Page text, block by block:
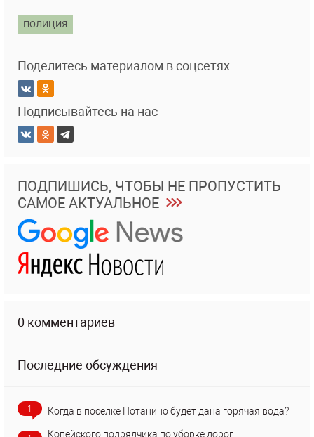
ПОЛИЦИЯ
Поделитесь материалом в соцсетях
Подписывайтесь на нас
ПОДПИШИСЬ, ЧТОБЫ НЕ ПРОПУСТИТЬ
САМОЕ АКТУАЛЬНОЕ
0 комментариев
Последние обсуждения
1 Когда в поселке Потанино будет дана горячая вода?
Копейского подрядчика по уборке дорог